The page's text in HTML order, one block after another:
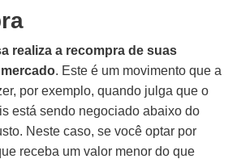
realiza a recompra de suas
. Este é um movimento que a
por exemplo, quando julga que o
está sendo negociado abaixo do
Neste caso, se você optar por
receba um valor menor do que